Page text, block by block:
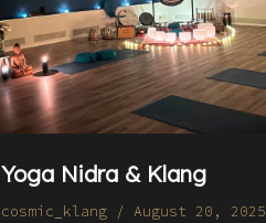
Yoga Nidra & Klang
cosmic_klang / August 20, 2025